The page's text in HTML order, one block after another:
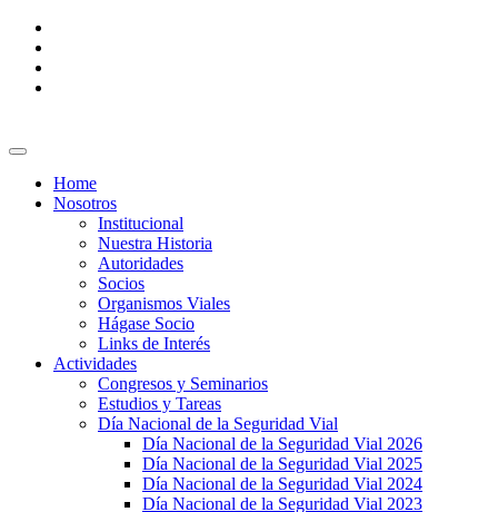
Home
Nosotros
Institucional
Nuestra Historia
Autoridades
Socios
Organismos Viales
Hágase Socio
Links de Interés
Actividades
Congresos y Seminarios
Estudios y Tareas
Día Nacional de la Seguridad Vial
Día Nacional de la Seguridad Vial 2026
Día Nacional de la Seguridad Vial 2025
Día Nacional de la Seguridad Vial 2024
Día Nacional de la Seguridad Vial 2023